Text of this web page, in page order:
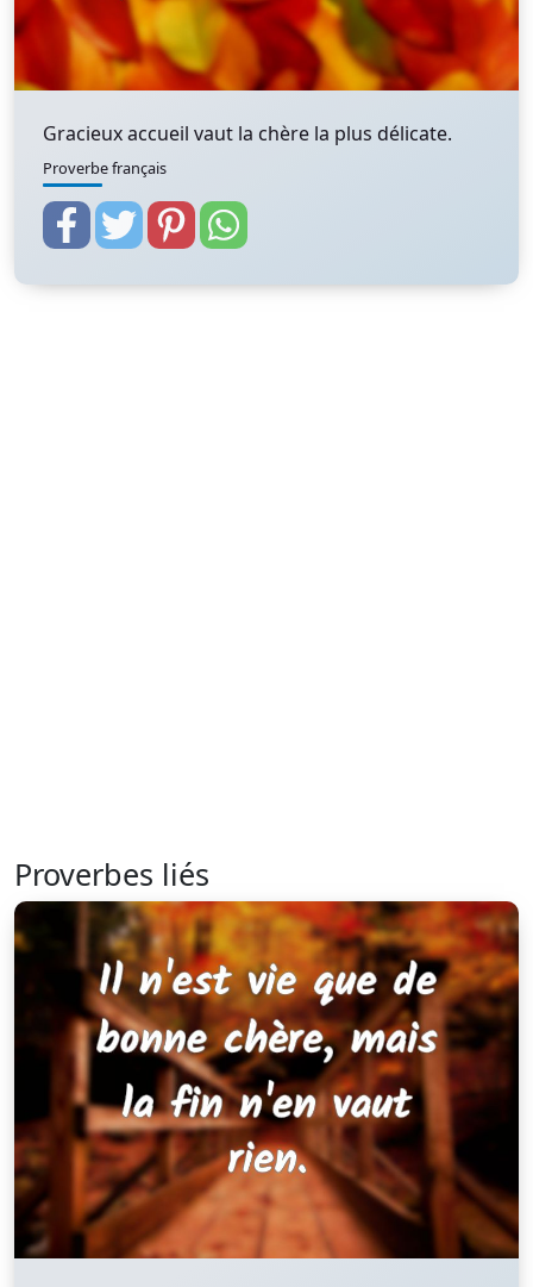
Gracieux accueil vaut la chère la plus délicate.
Proverbe français
Proverbes liés